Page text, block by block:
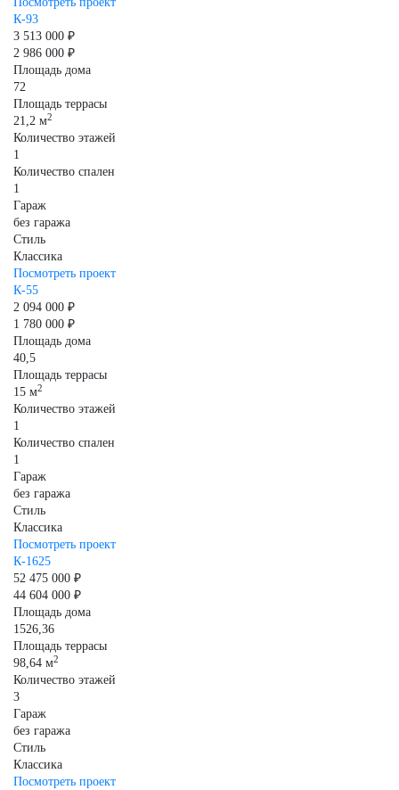
К-93
3 513 000 ₽
2 986 000 ₽
Площадь дома
72
Площадь террасы
21,2 м2
Количество этажей
1
Количество спален
1
Гараж
без гаража
Стиль
Классика
Посмотреть проект
К-55
2 094 000 ₽
1 780 000 ₽
Площадь дома
40,5
Площадь террасы
15 м2
Количество этажей
1
Количество спален
1
Гараж
без гаража
Стиль
Классика
Посмотреть проект
К-1625
52 475 000 ₽
44 604 000 ₽
Площадь дома
1526,36
Площадь террасы
98,64 м2
Количество этажей
3
Гараж
без гаража
Стиль
Классика
Посмотреть проект